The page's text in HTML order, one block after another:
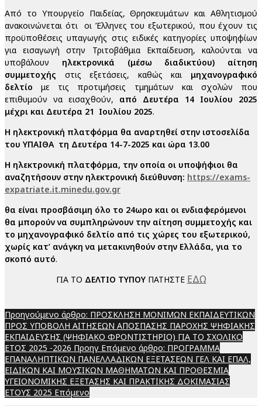
Από το Υπουργείο Παιδείας, Θρησκευμάτων και Αθλητισμού
ανακοινώνεται ότι οι Έλληνες του εξωτερικού, που έχουν τις
προϋποθέσεις υπαγωγής στις ειδικές κατηγορίες υποψηφίων
για εισαγωγή στην Τριτοβάθμια Εκπαίδευση, καλούνται να
υποβάλουν ηλεκτρονικά (μέσω διαδικτύου) αίτηση
συμμετοχής στις εξετάσεις, καθώς και μηχανογραφικό
δελτίο με τις προτιμήσεις τμημάτων και σχολών που
επιθυμούν να εισαχθούν, από Δευτέρα 14 Ιουλίου 2025
μέχρι και Δευτέρα 21 Ιουλίου 2025.
Η ηλεκτρονική πλατφόρμα θα αναρτηθεί στην ιστοσελίδα
του ΥΠΑΙΘΑ τη Δευτέρα 14-7-2025 και ώρα 13.00
Η ηλεκτρονική πλατφόρμα, την οποία οι υποψήφιοι θα
αναζητήσουν στην ηλεκτρονική διεύθυνση: https://exams-
expatriate.it.minedu.gov.gr
θα είναι προσβάσιμη όλο το 24ωρο και οι ενδιαφερόμενοι
θα μπορούν να συμπληρώνουν την αίτηση συμμετοχής και
το μηχανογραφικό δελτίο από τις χώρες του εξωτερικού,
χωρίς κατ’ ανάγκη να μετακινηθούν στην Ελλάδα, για το
σκοπό αυτό.
ΓΙΑ ΤΟ ΔΕΛΤΙΟ ΤΥΠΟΥΠΑΤΗΣΤΕ ΕΔΩ
Προηγούμενο άρθρο: ΠΡΟΣΚΛΗΣΗ ΜΟΝΙΜΩΝ ΕΚΠΑΙΔΕΥΤΙΚΩΝ
ΠΡΟΣ ΥΠΟΒΟΛΗ ΑΙΤΗΣΕΩΝ ΑΠΟΣΠΑΣΗΣ ΠΑΡΟΧΗΣ ΨΗΦΙΑΚΗΣ
ΕΚΠΑΙΔΕΥΣΗΣ (ΨΗΦΙΑΚΟ ΦΡΟΝΤΙΣΤΗΡΙΟ) ΓΙΑ ΤΟ ΣΧΟΛΙΚΟ
ΕΤΟΣ 2025 -2026 Προηγ Επόμενο άρθρο: ΠΡΟΓΡΑΜΜΑ
ΕΠΑΝΑΛΗΠΤΙΚΩΝ ΠΑΝΕΛΛΑΔΙΚΩΝ ΕΞΕΤΑΣΕΩΝ ΓΕΛ ΚΑΙ ΕΠΑΛ,
ΕΙΔΙΚΩΝ ΚΑΙ ΜΟΥΣΙΚΩΝ ΜΑΘΗΜΑΤΩΝ ΚΑΙ ΠΡΟΘΕΣΜΙΑ
ΥΓΕΙΟΝΟΜΙΚΗΣ ΕΞΕΤΑΣΗΣ ΚΑΙ ΠΡΑΚΤΙΚΗΣ ΔΟΚΙΜΑΣΙΑΣ
ΕΤΟΥΣ 2025 Επόμενο